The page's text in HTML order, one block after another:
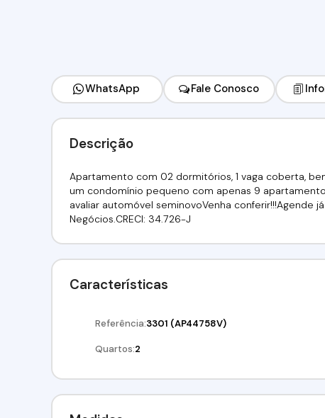
WhatsApp Fale Conosco
Descrição
Apartamento com 02 dormitórios, 1 vaga coberta,
um condomínio pequeno com apenas 9
avaliar automóvel seminovoVenha conferir!!!Agende
Negócios.CRECI: 34.726-J
Características
Referência:3301 (AP44758V)
Quartos:2